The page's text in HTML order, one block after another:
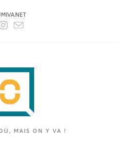
MAIS ON Y VA !